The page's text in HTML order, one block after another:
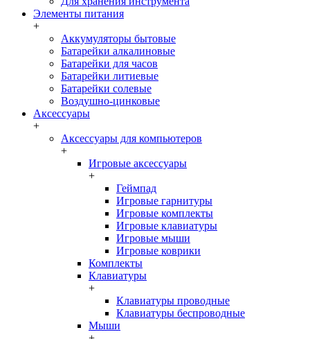
Элементы питания
+
Аккумуляторы бытовые
Батарейки алкалиновые
Батарейки для часов
Батарейки литиевые
Батарейки солевые
Воздушно-цинковые
Аксессуары
+
Аксессуары для компьютеров
+
Игровые аксессуары
+
Геймпад
Игровые гарнитуры
Игровые комплекты
Игровые клавиатуры
Игровые мыши
Игровые коврики
Комплекты
Клавиатуры
+
Клавиатуры проводные
Клавиатуры беспроводные
Мыши